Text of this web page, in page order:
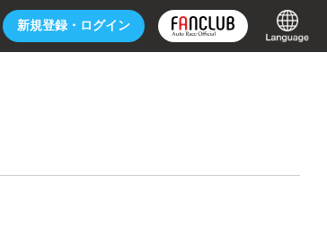
新規登録・ ログイン